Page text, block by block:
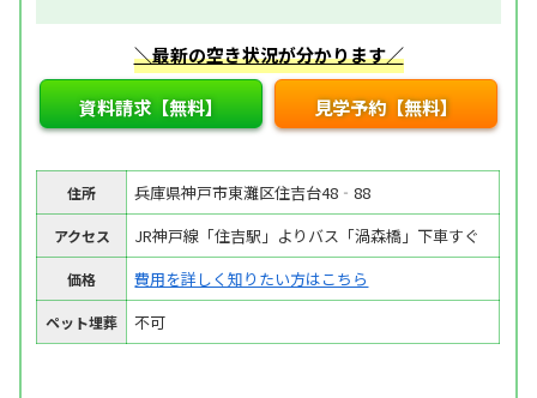
＼最新の空き状況が分かります／
資料請求【無料】 見学予約【無料】
住所 兵庫県神戸市東灘区住吉台48‐88
アクセス JR神戸線「住吉駅」よりバス「渦森橋」下車すぐ
価格 費用を詳しく知りたい方はこちら
ペット埋葬 不可